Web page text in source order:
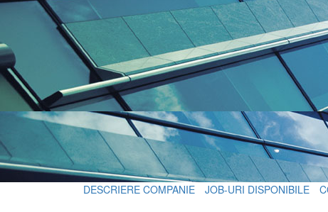
DESCRIERE COMPANIE JOB-URI DISPONIBILE